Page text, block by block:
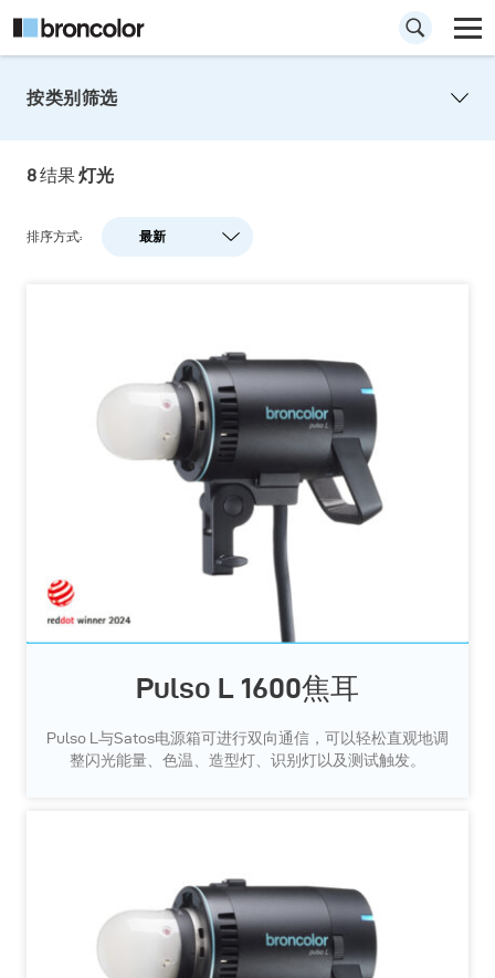
按类别筛选
8结果灯光
排序方式: 最新
最新
Z-A
Pulso L 1600焦耳
Pulso L与Satos电源箱可进行双向通信，可以轻松直观地调
整闪光能量、色温、造型灯、识别灯以及测试触发。